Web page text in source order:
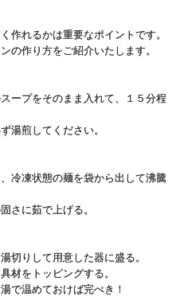
作れるかは重要なポイントです。
の作り方をご紹介いたします。
ープをそのまま入れて、１５分程
湯煎してください。
冷凍状態の麺を袋から出して沸騰
さに茹で上げる。
切りして用意した器に盛る。
材をトッピングする。
で温めておけば完ぺき！